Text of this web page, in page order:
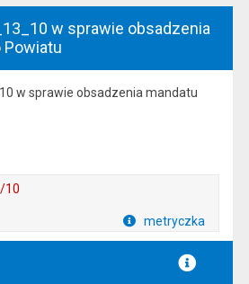
w sprawie obsadzenia
Powiatu
w sprawie obsadzenia mandatu
10
metryczka